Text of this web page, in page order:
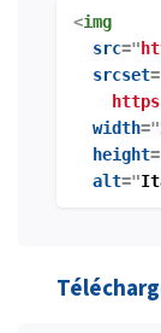
<img
src="
srcset
https://
width="
height
alt="